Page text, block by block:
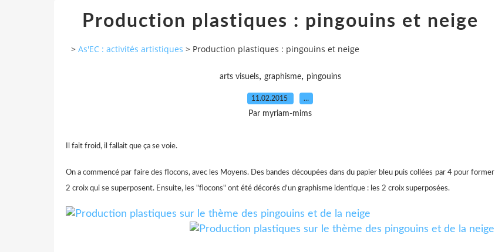
Production plastiques : pingouins et neige
> As'EC : activités artistiques > Production plastiques : pingouins et neige
arts visuels, graphisme, pingouins
11.02.2015 …
Par myriam-mims
Il fait froid, il fallait que ça se voie.
On a commencé par faire des flocons, avec les Moyens. Des bandes découpées dans du papier bleu puis collées par 4 pour former
2 croix qui se superposent. Ensuite, les "flocons" ont été décorés d'un graphisme identique : les 2 croix superposées.